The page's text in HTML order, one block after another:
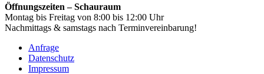
Öffnungszeiten – Schauraum
Montag bis Freitag von 8:00 bis 12:00 Uhr
Nachmittags & samstags nach Terminvereinbarung!
Anfrage
Datenschutz
Impressum